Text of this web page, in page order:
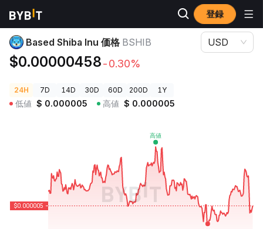
登録
暗号資産価格
Based Shiba Inu 価格 BSHIB
$0.00000458-0.30%
USD
24H 7D 14D 30D 60D 200D 1Y
低値 $ 0.000005 高値 $ 0.000005